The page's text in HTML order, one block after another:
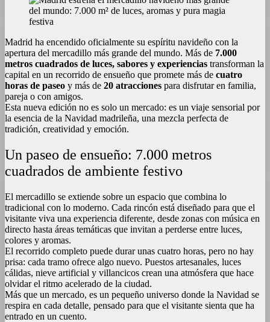
Madrid ha encendido oficialmente su espíritu navideño con la
apertura del mercadillo más grande del mundo. Más de 7.000
metros cuadrados de luces, sabores y experiencias transforman la
capital en un recorrido de ensueño que promete más de cuatro
horas de paseo y más de 20 atracciones para disfrutar en familia,
pareja o con amigos.
Esta nueva edición no es solo un mercado: es un viaje sensorial por
la esencia de la Navidad madrileña, una mezcla perfecta de
tradición, creatividad y emoción.
Un paseo de ensueño: 7.000 metros
cuadrados de ambiente festivo
El mercadillo se extiende sobre un espacio que combina lo
tradicional con lo moderno. Cada rincón está diseñado para que el
visitante viva una experiencia diferente, desde zonas con música en
directo hasta áreas temáticas que invitan a perderse entre luces,
colores y aromas.
El recorrido completo puede durar unas cuatro horas, pero no hay
prisa: cada tramo ofrece algo nuevo. Puestos artesanales, luces
cálidas, nieve artificial y villancicos crean una atmósfera que hace
olvidar el ritmo acelerado de la ciudad.
Más que un mercado, es un pequeño universo donde la Navidad se
respira en cada detalle, pensado para que el visitante sienta que ha
entrado en un cuento.